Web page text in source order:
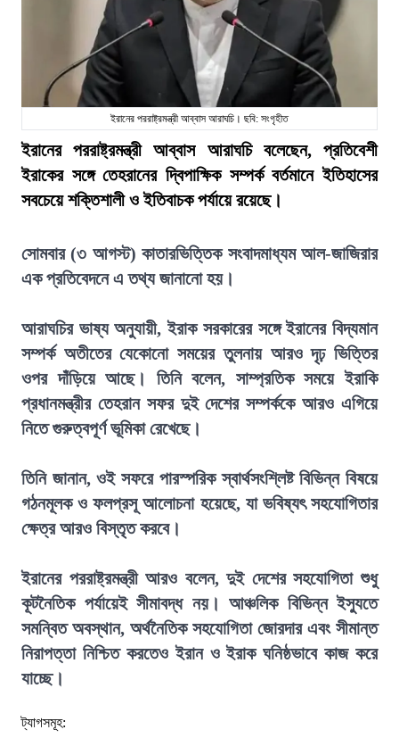
ইরানের পররাষ্ট্রমন্ত্রী আব্বাস আরাঘচি। ছবি: সংগৃহীত
ইরানের পররাষ্ট্রমন্ত্রী আব্বাস আরাঘচি বলেছেন, প্রতিবেশী
ইরাকের সঙ্গে তেহরানের দ্বিপাক্ষিক সম্পর্ক বর্তমানে ইতিহাসের
সবচেয়ে শক্তিশালী ও ইতিবাচক পর্যায়ে রয়েছে।
সোমবার (৩ আগস্ট) কাতারভিত্তিক সংবাদমাধ্যম আল-জাজিরার
এক প্রতিবেদনে এ তথ্য জানানো হয়।
আরাঘচির ভাষ্য অনুযায়ী, ইরাক সরকারের সঙ্গে ইরানের বিদ্যমান
সম্পর্ক অতীতের যেকোনো সময়ের তুলনায় আরও দৃঢ় ভিত্তির
ওপর দাঁড়িয়ে আছে। তিনি বলেন, সাম্প্রতিক সময়ে ইরাকি
প্রধানমন্ত্রীর তেহরান সফর দুই দেশের সম্পর্ককে আরও এগিয়ে
নিতে গুরুত্বপূর্ণ ভূমিকা রেখেছে।
তিনি জানান, ওই সফরে পারস্পরিক স্বার্থসংশ্লিষ্ট বিভিন্ন বিষয়ে
গঠনমূলক ও ফলপ্রসূ আলোচনা হয়েছে, যা ভবিষ্যৎ সহযোগিতার
ক্ষেত্র আরও বিস্তৃত করবে।
ইরানের পররাষ্ট্রমন্ত্রী আরও বলেন, দুই দেশের সহযোগিতা শুধু
কূটনৈতিক পর্যায়েই সীমাবদ্ধ নয়। আঞ্চলিক বিভিন্ন ইস্যুতে
সমন্বিত অবস্থান, অর্থনৈতিক সহযোগিতা জোরদার এবং সীমান্ত
নিরাপত্তা নিশ্চিত করতেও ইরান ও ইরাক ঘনিষ্ঠভাবে কাজ করে
যাচ্ছে।
ট্যাগসমূহ: